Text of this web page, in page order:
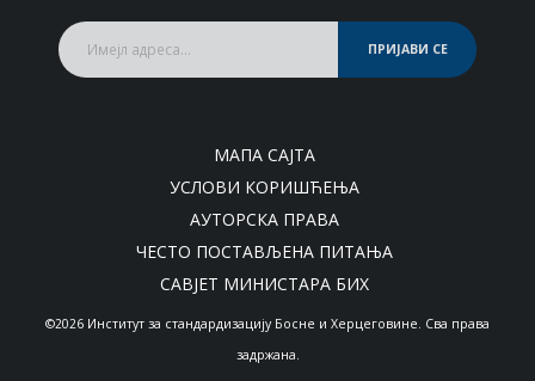
ПРИЈАВИ СЕ
МАПА САЈТА
УСЛОВИ КОРИШЋЕЊА
АУТОРСКА ПРАВА
ЧЕСТО ПОСТАВЉЕНА ПИТАЊА
САВЈЕТ МИНИСТАРА БИХ
©2026 Институт за стандардизацију Босне и Херцеговине. Сва права
задржана.